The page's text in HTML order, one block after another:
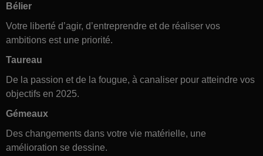
Bélier
Votre liberté d’agir, d’entreprendre et de réaliser vos
ambitions est une priorité.
Taureau
De la passion et de la fougue, à canaliser pour atteindre vos
objectifs en 2025.
Gémeaux
Des changements dans votre vie matérielle, une
amélioration se dessine.